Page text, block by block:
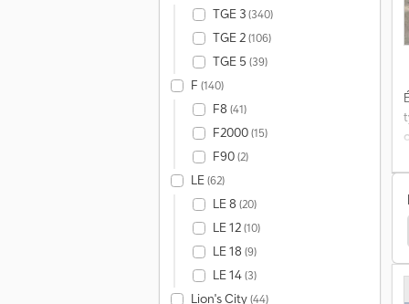
TGE 3(340)
TGE 2(106)
TGE 5 (39)
F (140)
F8 (41)
F2000(15)
F90(2)
LE(62)
LE 8 (20)
LE 12(10)
LE 18 (9)
LE 14(3)
Lion's City(44)
Iveco Trakker Poids Lourds